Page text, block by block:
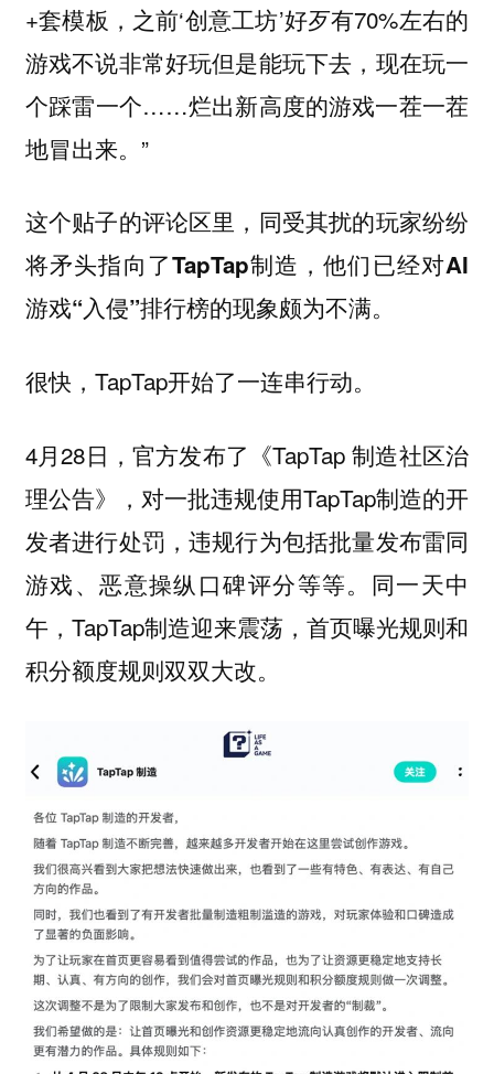
+套模板，之前‘创意工坊’好歹有70%左右的
游戏不说非常好玩但是能玩下去，现在玩一
个踩雷一个……烂出新高度的游戏一茬一茬
地冒出来。”
这个贴子的评论区里，同受其扰的玩家纷纷
将矛头指向了TapTap制造，他们已经对AI
游戏“入侵”排行榜的现象颇为不满。
很快，TapTap开始了一连串行动。
4月28日，官方发布了《TapTap 制造社区治
理公告》，对一批违规使用TapTap制造的开
发者进行处罚，违规行为包括批量发布雷同
游戏、恶意操纵口碑评分等等。同一天中
午，TapTap制造迎来震荡，首页曝光规则和
积分额度规则双双大改。